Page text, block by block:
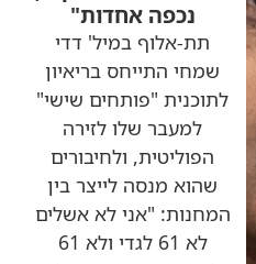
נכפה אחדות"
תת-אלוף במיל' דדי
שמחי התייחס בריאיון
לתוכנית "פותחים שישי"
למעבר שלו לזירה
הפוליטית, ולחיבורים
שהוא מנסה לייצר בין
המחנות: "אני לא אשלים
לא 61 לגדי ולא 61